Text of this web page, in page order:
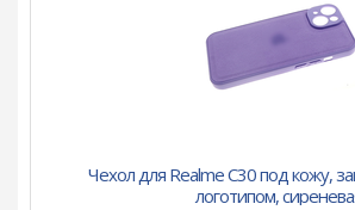
Чехол для Realme C30 под кожу,
логотипом,